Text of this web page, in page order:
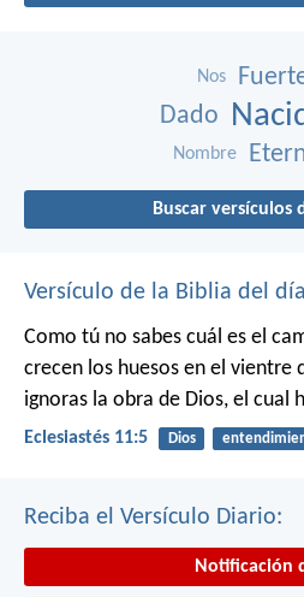
Nos
Dado
Nombre
Buscar versículos
Versículo de la Biblia del día
Como tú no sabes cuál es el
crecen los huesos en el vientre
ignoras la obra de Dios, el cual
Eclesiastés 11:5 Dios
Reciba el Versículo Diario:
Notificación